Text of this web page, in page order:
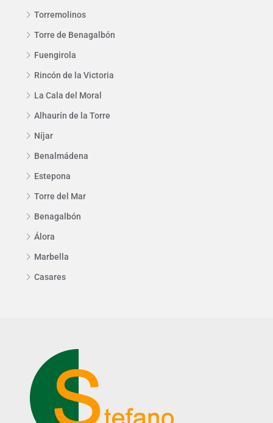
Torremolinos
Torre de Benagalbón
Fuengirola
Rincón de la Victoria
La Cala del Moral
Alhaurín de la Torre
Níjar
Benalmádena
Estepona
Torre del Mar
Benagalbón
Álora
Marbella
Casares